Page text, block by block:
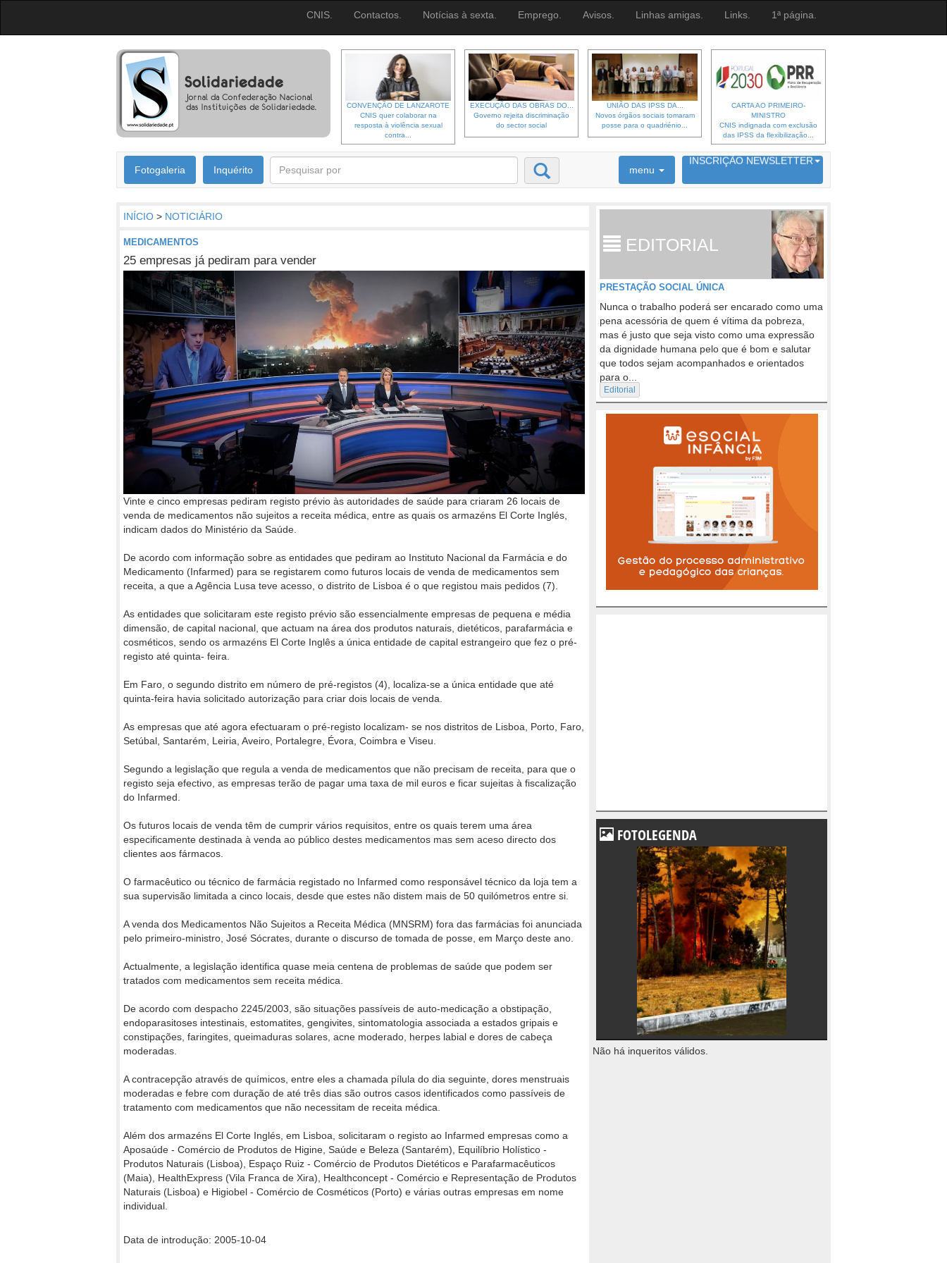
CNIS. Contactos. Notícias à sexta. Emprego. Avisos. Linhas amigas. Links. 1ª página.
CONVENÇÃO DE LANZAROTE
CNIS quer colaborar na
resposta à violência sexual
contra...
EXECUÇÃO DAS OBRAS DO...
Governo rejeita discriminação
do sector social
UNIÃO DAS IPSS DA...
Novos órgãos sociais tomaram
posse para o quadriénio...
CARTA AO PRIMEIRO-
MINISTRO
CNIS indignada com exclusão
das IPSS da flexibilização...
Fotogaleria Inquérito menu INSCRIÇÃO NEWSLETTER
6692 membros inscritos
INÍCIO > NOTICIÁRIO
MEDICAMENTOS
25 empresas já pediram para vender
Vinte e cinco empresas pediram registo prévio às autoridades de saúde para criaram 26 locais de
venda de medicamentos não sujeitos a receita médica, entre as quais os armazéns El Corte Inglés,
indicam dados do Ministério da Saúde.
De acordo com informação sobre as entidades que pediram ao Instituto Nacional da Farmácia e do
Medicamento (Infarmed) para se registarem como futuros locais de venda de medicamentos sem
receita, a que a Agência Lusa teve acesso, o distrito de Lisboa é o que registou mais pedidos (7).
As entidades que solicitaram este registo prévio são essencialmente empresas de pequena e média
dimensão, de capital nacional, que actuam na área dos produtos naturais, dietéticos, parafarmácia e
cosméticos, sendo os armazéns El Corte Inglês a única entidade de capital estrangeiro que fez o pré-
registo até quinta- feira.
Em Faro, o segundo distrito em número de pré-registos (4), localiza-se a única entidade que até
quinta-feira havia solicitado autorização para criar dois locais de venda.
As empresas que até agora efectuaram o pré-registo localizam- se nos distritos de Lisboa, Porto, Faro,
Setúbal, Santarém, Leiria, Aveiro, Portalegre, Évora, Coimbra e Viseu.
Segundo a legislação que regula a venda de medicamentos que não precisam de receita, para que o
registo seja efectivo, as empresas terão de pagar uma taxa de mil euros e ficar sujeitas à fiscalização
do Infarmed.
Os futuros locais de venda têm de cumprir vários requisitos, entre os quais terem uma área
especificamente destinada à venda ao público destes medicamentos mas sem aceso directo dos
clientes aos fármacos.
O farmacêutico ou técnico de farmácia registado no Infarmed como responsável técnico da loja tem a
sua supervisão limitada a cinco locais, desde que estes não distem mais de 50 quilómetros entre si.
A venda dos Medicamentos Não Sujeitos a Receita Médica (MNSRM) fora das farmácias foi anunciada
pelo primeiro-ministro, José Sócrates, durante o discurso de tomada de posse, em Março deste ano.
Actualmente, a legislação identifica quase meia centena de problemas de saúde que podem ser
tratados com medicamentos sem receita médica.
De acordo com despacho 2245/2003, são situações passíveis de auto-medicação a obstipação,
endoparasitoses intestinais, estomatites, gengivites, sintomatologia associada a estados gripais e
constipações, faringites, queimaduras solares, acne moderado, herpes labial e dores de cabeça
moderadas.
A contracepção através de químicos, entre eles a chamada pílula do dia seguinte, dores menstruais
moderadas e febre com duração de até três dias são outros casos identificados como passíveis de
tratamento com medicamentos que não necessitam de receita médica.
Além dos armazéns El Corte Inglés, em Lisboa, solicitaram o registo ao Infarmed empresas como a
Aposaúde - Comércio de Produtos de Higine, Saúde e Beleza (Santarém), Equilíbrio Holístico -
Produtos Naturais (Lisboa), Espaço Ruiz - Comércio de Produtos Dietéticos e Parafarmacêuticos
(Maia), HealthExpress (Vila Franca de Xira), Healthconcept - Comércio e Representação de Produtos
Naturais (Lisboa) e Higiobel - Comércio de Cosméticos (Porto) e várias outras empresas em nome
individual.
Data de introdução: 2005-10-04
EDITORIAL
PRESTAÇÃO SOCIAL ÚNICA
Nunca o trabalho poderá ser encarado como uma
pena acessória de quem é vítima da pobreza,
mas é justo que seja visto como uma expressão
da dignidade humana pelo que é bom e salutar
que todos sejam acompanhados e orientados
para o...
Editorial
FOTOLEGENDA
Não há inqueritos válidos.